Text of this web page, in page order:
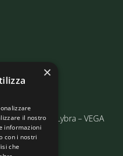
19/C Edificio Lybra – VEGA
×
il nostro
informazioni
con i nostri
che